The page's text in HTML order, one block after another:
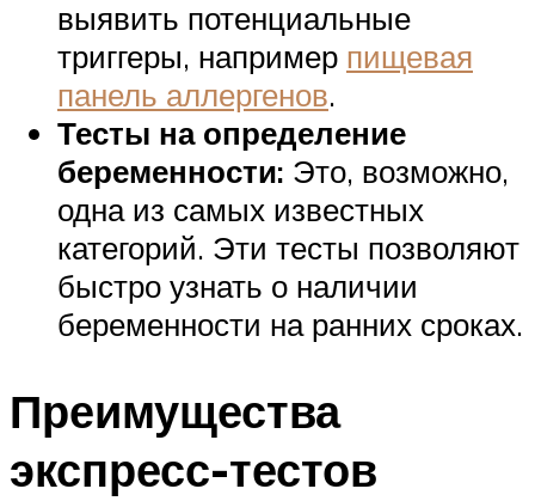
выявить потенциальные
триггеры, например пищевая
панель аллергенов.
Тесты на определение
беременности: Это, возможно,
одна из самых известных
категорий. Эти тесты позволяют
быстро узнать о наличии
беременности на ранних сроках.
Преимущества
экспресс-тестов